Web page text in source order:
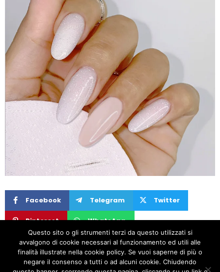
Facebook Telegram Twitter
Pinterest WhatsApp
PREVIOUS
ONE Revolution – BEACHES LMTD Collection
NEXT
UV Lacquer – DOPAMINE Collection
Questo sito o gli strumenti terzi da questo utilizzati si
avvalgono di cookie necessari al funzionamento ed utili alle
finalità illustrate nella cookie policy. Se vuoi saperne di più o
negare il consenso a tutti o ad alcuni cookie. Chiudendo